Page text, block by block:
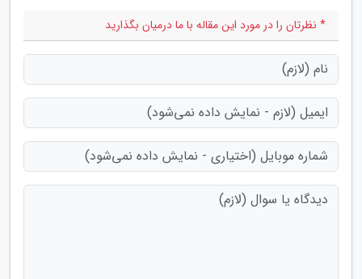
* نظرتان را در مورد این مقاله با ما درمیان بگذارید